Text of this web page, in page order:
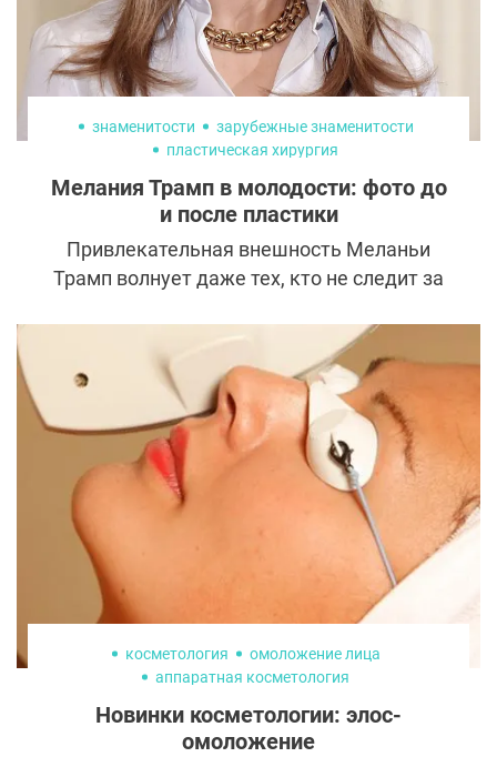
знаменитости
зарубежные знаменитости
пластическая хирургия
Мелания Трамп в молодости: фото до
и после пластики
Привлекательная внешность Меланьи
Трамп волнует даже тех, кто не следит за
супруга президента США чрезмерно
увлекается эстетической медициной.
Вторая волна споров о Мелании Трамп до и
после пластики возникла после
длительного отсутствия и сообщений о
проблемах со здоровьем.
косметология
омоложение лица
аппаратная косметология
Новинки косметологии: элос-
омоложение